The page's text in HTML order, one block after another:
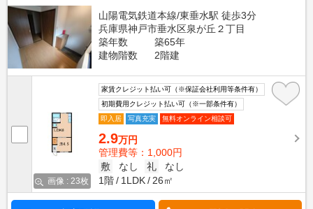
山陽電気鉄道本線/東垂水駅 徒歩3分
兵庫県神戸市垂水区泉が丘２丁目
築年数
築65年
建物階数
2階建
画像 : 23枚
家賃クレジット払い可（※保証会社利用等条件有）
初期費用クレジット払い可（※一部条件有）
即入居
写真充実 無料オンライン相談可
2.9万円
管理費等：1,000円
敷
なし 礼
なし
1階
1LDK 26㎡